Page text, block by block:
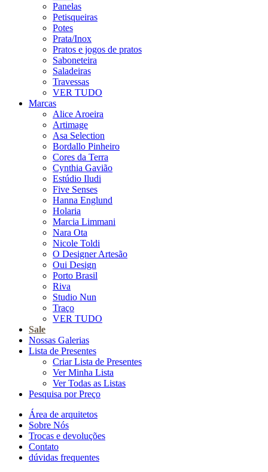
Panelas
Petisqueiras
Potes
Prata/Inox
Pratos e jogos de pratos
Saboneteira
Saladeiras
Travessas
VER TUDO
Marcas
Alice Aroeira
Artimage
Asa Selection
Bordallo Pinheiro
Cores da Terra
Cynthia Gavião
Estúdio Iludi
Five Senses
Hanna Englund
Holaria
Marcia Limmani
Nara Ota
Nicole Toldi
O Designer Artesão
Oui Design
Porto Brasil
Riva
Studio Nun
Traço
VER TUDO
Sale
Nossas Galerias
Lista de Presentes
Criar Lista de Presentes
Ver Minha Lista
Ver Todas as Listas
Pesquisa por Preço
Área de arquitetos
Sobre Nós
Trocas e devoluções
Contato
dúvidas frequentes